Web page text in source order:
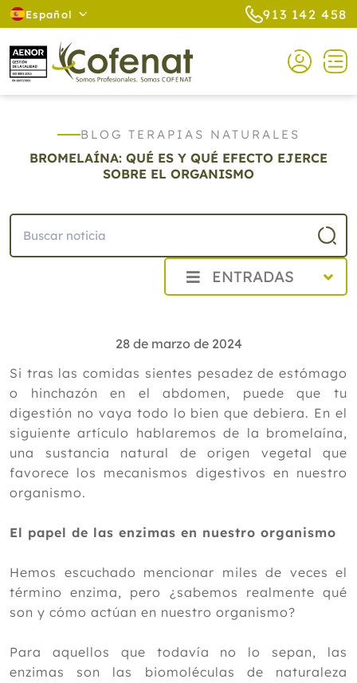
Español 913 142 458
BLOG TERAPIAS NATURALES
BROMELAÍNA: QUÉ ES Y QUÉ EFECTO EJERCE
SOBRE EL ORGANISMO
ENTRADAS
2025
2024
Diciembre
Noviembre
Octubre
Septiembre
Agosto
Mayo
Marzo
Febrero
Enero
2022
28 de marzo de 2024
Si tras las comidas sientes pesadez de estómago
o hinchazón en el abdomen, puede que tu
digestión no vaya todo lo bien que debiera. En el
siguiente artículo hablaremos de la bromelaína,
una sustancia natural de origen vegetal que
favorece los mecanismos digestivos en nuestro
organismo.
El papel de las enzimas en nuestro organismo
Hemos escuchado mencionar miles de veces el
término enzima, pero ¿sabemos realmente qué
son y cómo actúan en nuestro organismo?
Para aquellos que todavía no lo sepan, las
enzimas son las biomoléculas de naturaleza